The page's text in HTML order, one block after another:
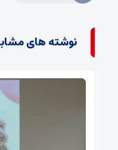
نوشته های